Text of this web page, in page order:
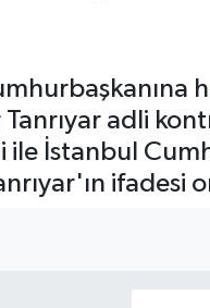
adli
ile İstanbul
ifadesi